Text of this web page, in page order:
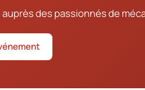
des passionnés de